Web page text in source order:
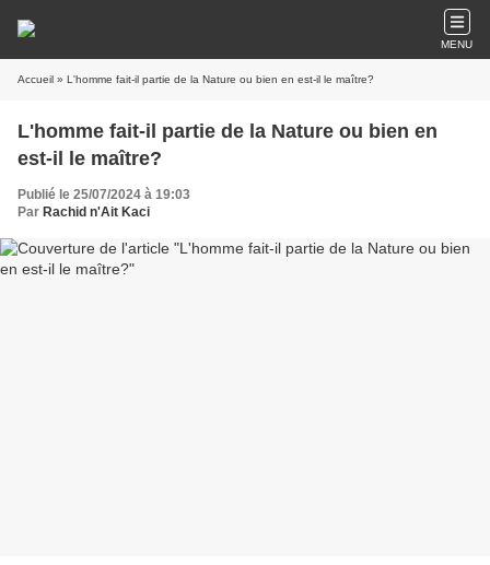
MENU
Accueil » L'homme fait-il partie de la Nature ou bien en est-il le maître?
L'homme fait-il partie de la Nature ou bien en
est-il le maître?
Publié le 25/07/2024 à 19:03
Par Rachid n'Ait Kaci